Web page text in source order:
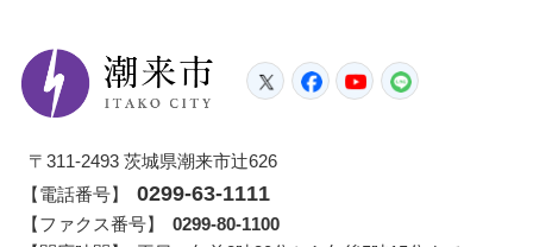
潮来市
TwitterFacebook
YouTube
〒311-2493 茨城県潮来市辻626
【電話番号】
0299-63-1111
【ファクス番号】
0299-80-1100